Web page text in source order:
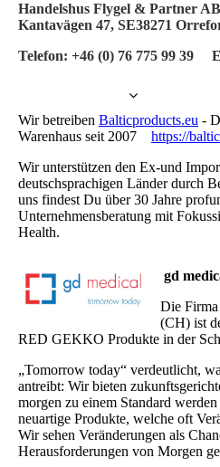
Handelshus Flygel & Partner
Kantavägen 47, SE38271
Telefon: +46 (0) 76 775 99 39
Wir betreiben Balticproducts.eu -
Warenhaus seit 2007 https://
Wir unterstützen den Ex-und
deutschsprachigen Länder durch
uns findest Du über 30 Jahre
Unternehmensberatung mit
Health.
gd
Die Firma
(CH) ist
RED GEKKO Produkte in der
„Tomorrow today“ verdeutlicht,
antreibt: Wir bieten
morgen zu einem Standard
neuartige Produkte, welche oft
Wir sehen Veränderungen als
Herausforderungen von Morgen